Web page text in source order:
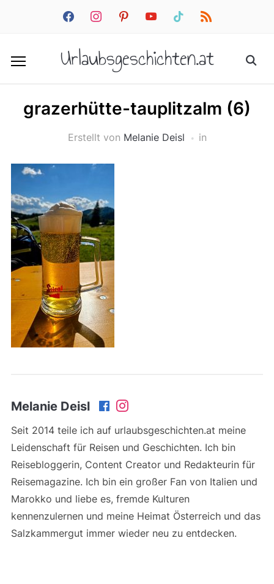
facebookinstagrampinterestyoutube tiktok rss
Urlaubsgeschichten.at
grazerhütte-tauplitzalm (6)
Erstellt von Melanie Deisl in
Melanie Deisl
Seit 2014 teile ich auf urlaubsgeschichten.at meine
Leidenschaft für Reisen und Geschichten. Ich bin
Reisebloggerin, Content Creator und Redakteurin für
Reisemagazine. Ich bin ein großer Fan von Italien und
Marokko und liebe es, fremde Kulturen
kennenzulernen und meine Heimat Österreich und das
Salzkammergut immer wieder neu zu entdecken.